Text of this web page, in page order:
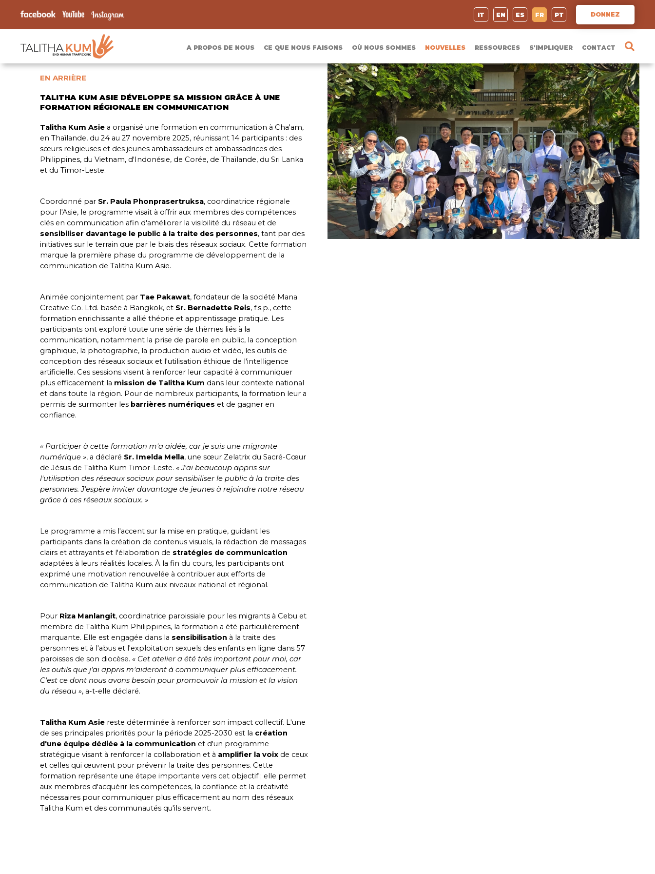
IT EN ES FR PT DONNEZ
A PROPOS DE NOUS CE QUE NOUS FAISONS OÙ NOUS SOMMES NOUVELLES RESSOURCES S'IMPLIQUER CONTACT
EN ARRIÈRE
TALITHA KUM ASIE DÉVELOPPE SA MISSION GRÂCE À UNE
FORMATION RÉGIONALE EN COMMUNICATION
Talitha Kum Asie a organisé une formation en communication à Cha'am,
en Thaïlande, du 24 au 27 novembre 2025, réunissant 14 participants : des
sœurs religieuses et des jeunes ambassadeurs et ambassadrices des
Philippines, du Vietnam, d'Indonésie, de Corée, de Thaïlande, du Sri Lanka
et du Timor-Leste.
Coordonné par Sr. Paula Phonprasertruksa, coordinatrice régionale
pour l'Asie, le programme visait à offrir aux membres des compétences
clés en communication afin d'améliorer la visibilité du réseau et de
sensibiliser davantage le public à la traite des personnes, tant par des
initiatives sur le terrain que par le biais des réseaux sociaux. Cette formation
marque la première phase du programme de développement de la
communication de Talitha Kum Asie.
Animée conjointement par Tae Pakawat, fondateur de la société Mana
Creative Co. Ltd. basée à Bangkok, et Sr. Bernadette Reis, f.s.p., cette
formation enrichissante a allié théorie et apprentissage pratique. Les
participants ont exploré toute une série de thèmes liés à la
communication, notamment la prise de parole en public, la conception
graphique, la photographie, la production audio et vidéo, les outils de
conception des réseaux sociaux et l'utilisation éthique de l'intelligence
artificielle. Ces sessions visent à renforcer leur capacité à communiquer
plus efficacement la mission de Talitha Kum dans leur contexte national
et dans toute la région. Pour de nombreux participants, la formation leur a
permis de surmonter les barrières numériques et de gagner en
confiance.
« Participer à cette formation m'a aidée, car je suis une migrante
numérique », a déclaré Sr. Imelda Mella, une sœur Zelatrix du Sacré-Cœur
de Jésus de Talitha Kum Timor-Leste. « J'ai beaucoup appris sur
l'utilisation des réseaux sociaux pour sensibiliser le public à la traite des
personnes. J'espère inviter davantage de jeunes à rejoindre notre réseau
grâce à ces réseaux sociaux. »
Le programme a mis l'accent sur la mise en pratique, guidant les
participants dans la création de contenus visuels, la rédaction de messages
clairs et attrayants et l'élaboration de stratégies de communication
adaptées à leurs réalités locales. À la fin du cours, les participants ont
exprimé une motivation renouvelée à contribuer aux efforts de
communication de Talitha Kum aux niveaux national et régional.
Pour Riza Manlangit, coordinatrice paroissiale pour les migrants à Cebu et
membre de Talitha Kum Philippines, la formation a été particulièrement
marquante. Elle est engagée dans la sensibilisation à la traite des
personnes et à l'abus et l'exploitation sexuels des enfants en ligne dans 57
paroisses de son diocèse. « Cet atelier a été très important pour moi, car
les outils que j'ai appris m'aideront à communiquer plus efficacement.
C'est ce dont nous avons besoin pour promouvoir la mission et la vision
du réseau », a-t-elle déclaré.
Talitha Kum Asie reste déterminée à renforcer son impact collectif. L'une
de ses principales priorités pour la période 2025-2030 est la création
d'une équipe dédiée à la communication et d'un programme
stratégique visant à renforcer la collaboration et à amplifier la voix de ceux
et celles qui œuvrent pour prévenir la traite des personnes. Cette
formation représente une étape importante vers cet objectif ; elle permet
aux membres d'acquérir les compétences, la confiance et la créativité
nécessaires pour communiquer plus efficacement au nom des réseaux
Talitha Kum et des communautés qu'ils servent.